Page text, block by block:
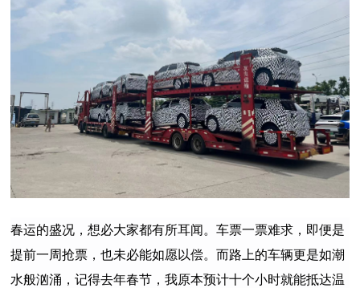
春运的盛况，想必大家都有所耳闻。车票一票难求，即便是
提前一周抢票，也未必能如愿以偿。而路上的车辆更是如潮
水般汹涌，记得去年春节，我原本预计十个小时就能抵达温